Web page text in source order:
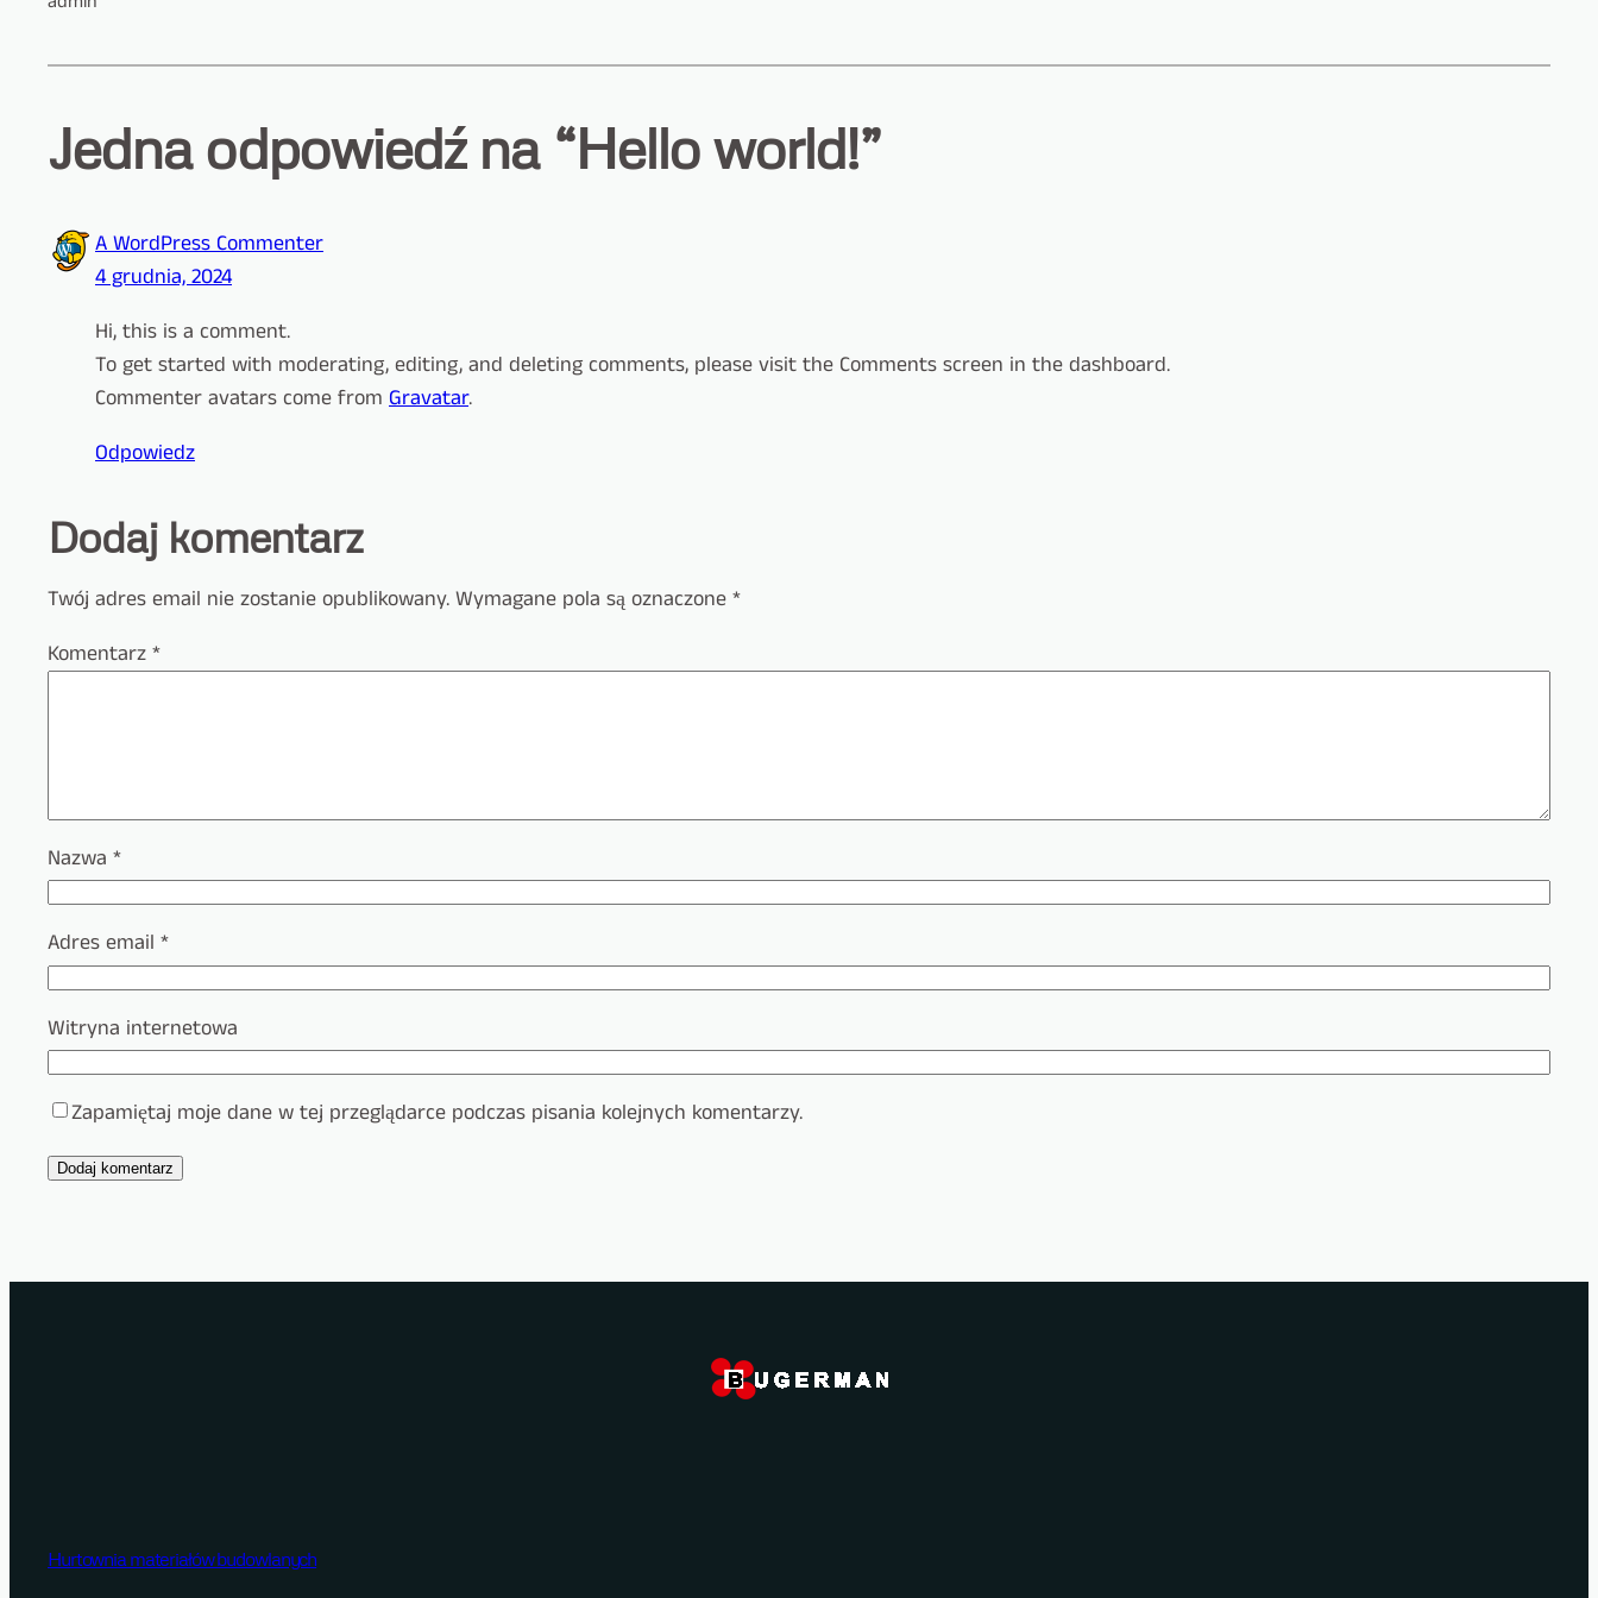
Jedna odpowiedź na “Hello world!”
A WordPress Commenter
4 grudnia, 2024
Hi, this is a comment.
To get started with moderating, editing, and deleting comments, please visit the Comments screen in the dashboard.
Commenter avatars come from Gravatar.
Odpowiedz
Dodaj komentarz
Twój adres email nie zostanie opublikowany.Wymagane pola są oznaczone*
Komentarz*
Nazwa *
Adres email *
Witryna internetowa
Zapamiętaj moje dane w tej przeglądarce podczas pisania kolejnych komentarzy.
Hurtownia materiałów budowlanych